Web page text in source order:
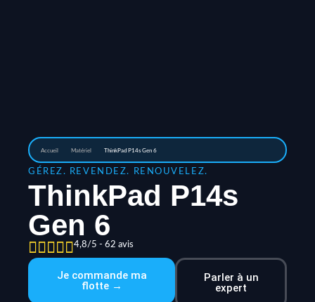
Accueil Matériel ThinkPad P14s Gen 6
GÉREZ. REVENDEZ. RENOUVELEZ.
ThinkPad P14s
Gen 6
4,8/5 - 62 avis
Je commande ma
flotte →
Parler à un
expert